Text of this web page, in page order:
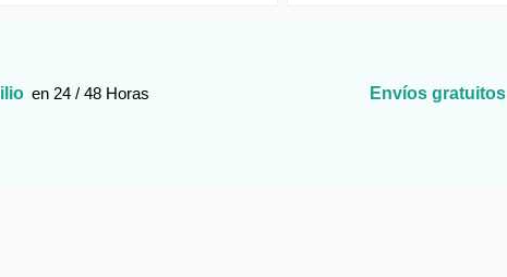
en 24 / 48 Horas Envíos gratuitos